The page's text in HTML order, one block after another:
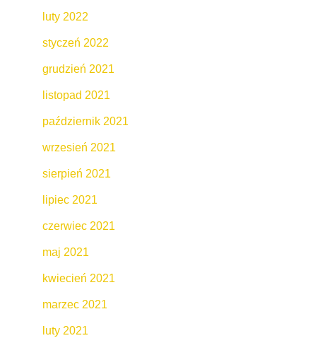
luty 2022
styczeń 2022
grudzień 2021
listopad 2021
październik 2021
wrzesień 2021
sierpień 2021
lipiec 2021
czerwiec 2021
maj 2021
kwiecień 2021
marzec 2021
luty 2021